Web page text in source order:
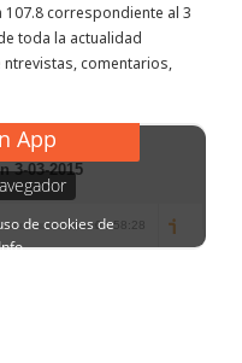
correspondiente al 3
toda la actualidad
ntrevistas, comentarios,